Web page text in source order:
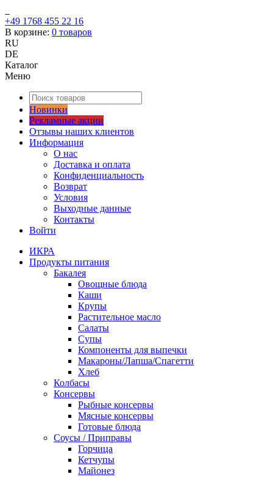
+49 1768 455 22 16
В корзине: 0 товаров
RU
DE
Каталог
Меню
Новинки
Рекламные акции
Отзывы наших клиентов
Информация
О нас
Доставка и оплата
Конфиденциальность
Возврат
Условия
Выходные данные
Контакты
Войти
ИКРА
Продукты питания
Бакалея
Овощные блюда
Каши
Крупы
Растительное масло
Салаты
Супы
Компоненты для выпечки
Макароны/Лапша/Спагетти
Хлеб
Колбасы
Консервы
Рыбные консервы
Мясные консервы
Готовые блюда
Соусы / Приправы
Горчица
Кетчупы
Майонез